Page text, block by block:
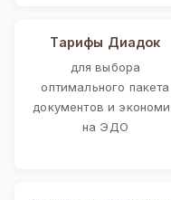
Тарифы Диадок
для выбора
оптимального пакета
документов и
на ЭДО